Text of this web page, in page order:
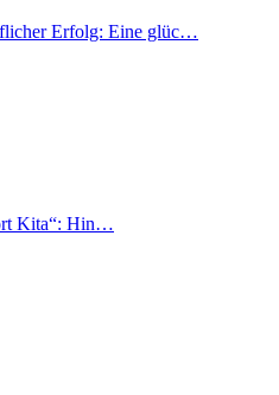
Erfolg: Eine glüc…
Kita“: Hin…